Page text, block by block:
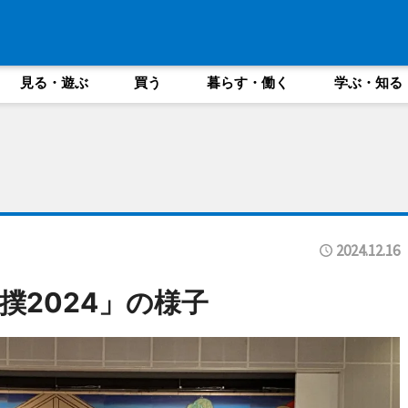
見る・遊ぶ 買う 暮らす・働く 学ぶ・知る
2024.12.16
2024」の様子